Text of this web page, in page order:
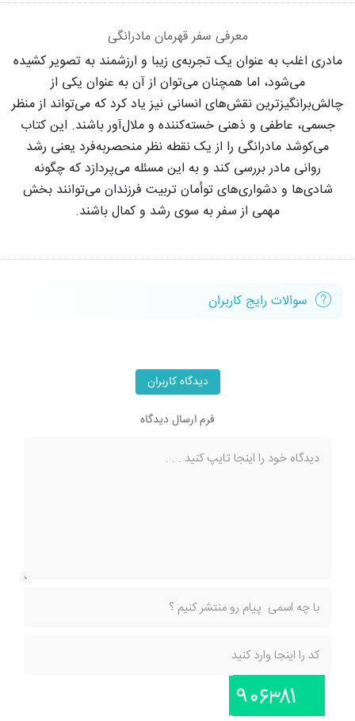
معرفی سفر قهرمان مادرانگی
مادری اغلب به عنوان یک تجربه‌ی زیبا و ارزشمند به تصویر کشیده
می‌شود، اما همچنان می‌توان از آن به عنوان یکی از
چالش‌برانگیزترین نقش‌های انسانی نیز یاد کرد که می‌تواند از منظر
جسمی، عاطفی و ذهنی خسته‌کننده و ملال‌آور باشند. این کتاب
می‌کوشد مادرانگی را از یک نقطه نظر منحصر‌به‌فرد یعنی رشد
روانی مادر بررسی کند و به این مسئله می‌پردازد که چگونه
شادی‌ها و دشواری‌های توأمان تربیت فرزندان می‌توانند بخش
مهمی از سفر به سوی رشد و کمال باشند.
سوالات رایج کاربران
دیدگاه کاربران
فرم ارسال دیدگاه